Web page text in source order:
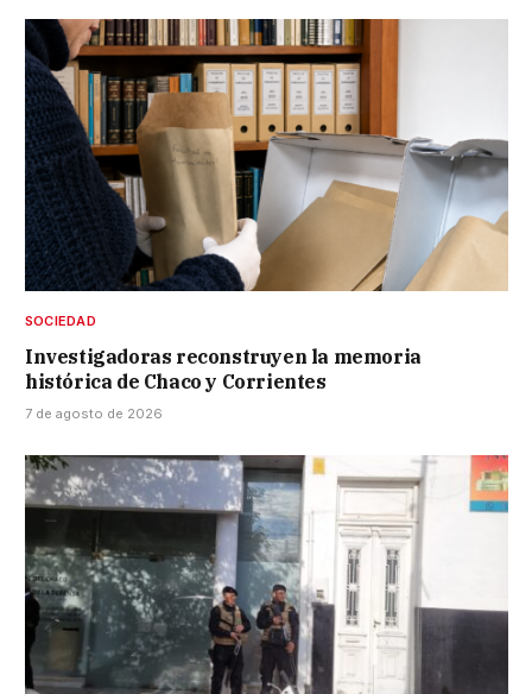
SOCIEDAD
Investigadoras reconstruyen la memoria
histórica de Chaco y Corrientes
7 de agosto de 2026